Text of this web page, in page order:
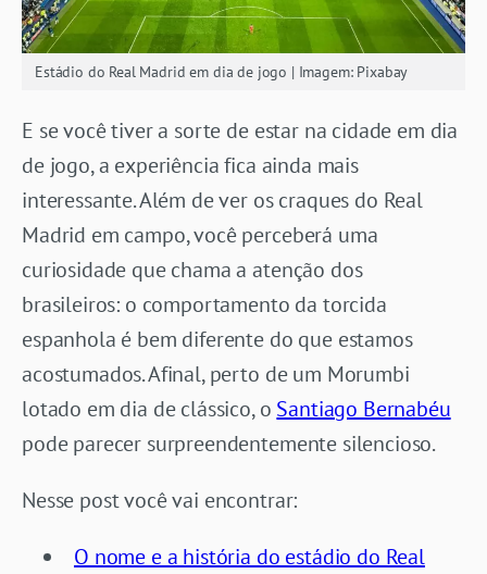
Estádio do Real Madrid em dia de jogo | Imagem: Pixabay
E se você tiver a sorte de estar na cidade em dia
de jogo, a experiência fica ainda mais
interessante. Além de ver os craques do Real
Madrid em campo, você perceberá uma
curiosidade que chama a atenção dos
brasileiros: o comportamento da torcida
espanhola é bem diferente do que estamos
acostumados. Afinal, perto de um Morumbi
lotado em dia de clássico, o Santiago Bernabéu
pode parecer surpreendentemente silencioso.
Nesse post você vai encontrar:
O nome e a história do estádio do Real